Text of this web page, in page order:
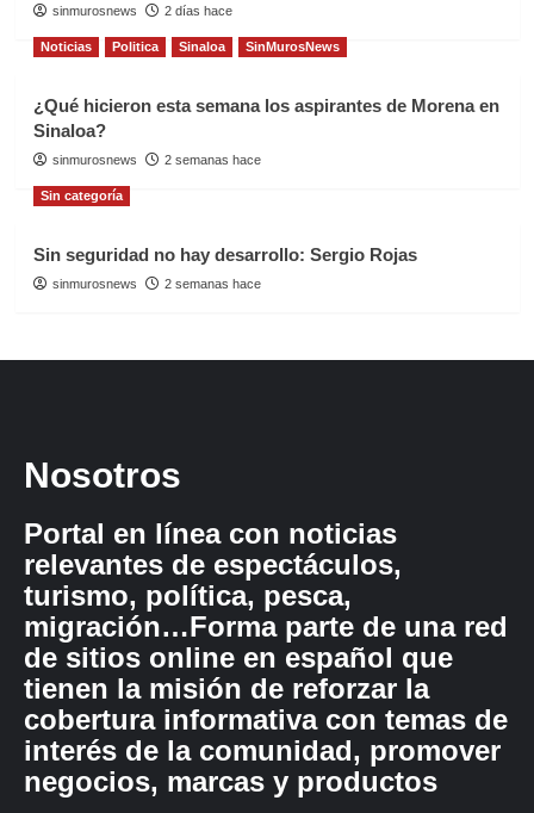
sinmurosnews 2 días hace
Noticias Politica Sinaloa SinMurosNews
¿Qué hicieron esta semana los aspirantes de Morena en
Sinaloa?
sinmurosnews 2 semanas hace
Sin categoría
Sin seguridad no hay desarrollo: Sergio Rojas
sinmurosnews 2 semanas hace
Nosotros
Portal en línea con noticias
relevantes de espectáculos,
turismo, política, pesca,
migración…Forma parte de una red
de sitios online en español que
tienen la misión de reforzar la
cobertura informativa con temas de
interés de la comunidad, promover
negocios, marcas y productos